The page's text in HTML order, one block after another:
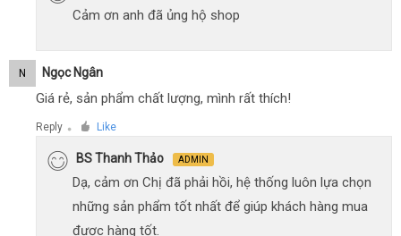
Cảm ơn anh đã ủng hộ shop
N Ngọc Ngân
Giá rẻ, sản phẩm chất lượng, mình rất thích!
Reply ● Like
BS Thanh Thảo ADMIN
Dạ, cảm ơn Chị đã phải hồi, hệ thống luôn lựa chọn
những sản phẩm tốt nhất để giúp khách hàng mua
được hàng tốt.